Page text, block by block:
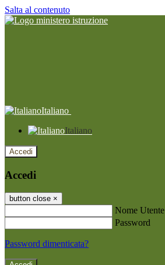
Salta al contenuto
Italiano
Italiano
Accedi
Accedi
button close ×
Nome Utente
Password
Password dimenticata?